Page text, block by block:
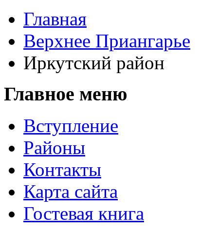
Главная
Верхнее Приангарье
Иркутский район
Главное меню
Вступление
Районы
Контакты
Карта сайта
Гостевая книга